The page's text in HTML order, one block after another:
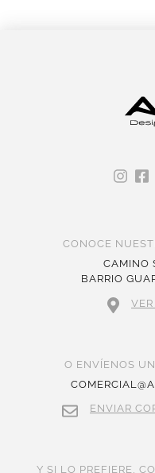
CONOCE
CAMINO
BARRIO
O ENVÍENOS
ENVIAR
Y SI LO PREFIERE,